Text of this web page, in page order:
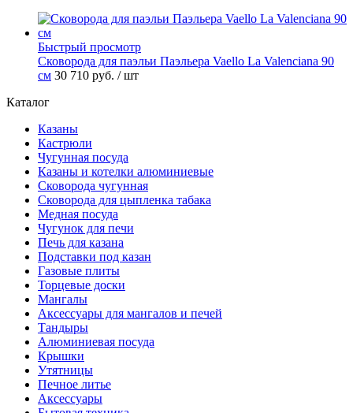
Быстрый просмотр
Сковорода для паэльи Паэльера Vaello La Valenciana 90
см 30 710 руб. / шт
Каталог
Казаны
Кастрюли
Чугунная посуда
Казаны и котелки алюминиевые
Сковорода чугунная
Сковорода для цыпленка табака
Медная посуда
Чугунок для печи
Печь для казана
Подставки под казан
Газовые плиты
Торцевые доски
Мангалы
Аксессуары для мангалов и печей
Тандыры
Алюминиевая посуда
Крышки
Утятницы
Печное литье
Аксессуары